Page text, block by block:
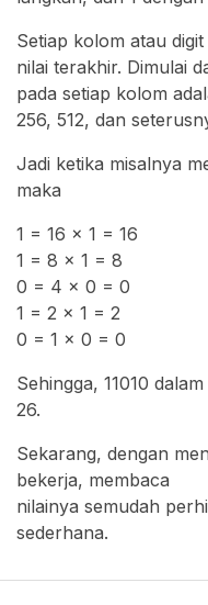
Setiap kolom atau
nilai terakhir. Dimulai
pada setiap kolom
256, 512, dan
Jadi ketika misalnya
maka
1 = 16 x 1 = 16
1 = 8 x 1 = 8
0 = 4 x 0 = 0
1 = 2 x 1 = 2
0 = 1 x 0 = 0
Sehingga, 11010
26.
Sekarang, dengan
bekerja, membaca
nilainya semudah
sederhana.